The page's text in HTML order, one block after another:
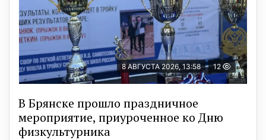
8 АВГУСТА 2026, 13:58 12
В Брянске прошло праздничное
мероприятие, приуроченное ко Дню
физкультурника